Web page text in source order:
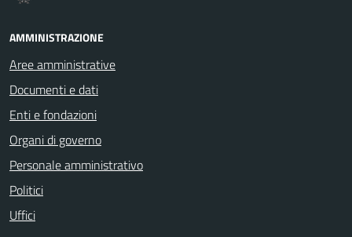
AMMINISTRAZIONE
Aree amministrative
Documenti e dati
Enti e fondazioni
Organi di governo
Personale amministrativo
Politici
Uffici